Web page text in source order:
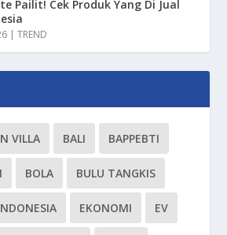
Pailit! Cek Produk Yang Di Jual
|TREND
VILLA BALI BAPPEBTI
BOLA BULU TANGKIS
EKONOMI EV